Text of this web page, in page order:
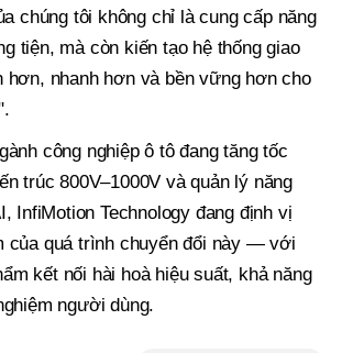
chúng tôi không chỉ là cung cấp năng
tiện, mà còn kiến tạo hệ thống giao
hơn, nhanh hơn và bền vững hơn cho
công nghiệp ô tô đang tăng tốc
trúc 800V–1000V và quản lý năng
InfiMotion Technology đang định vị
của quá trình chuyển đổi này — với
kết nối hài hoà hiệu suất, khả năng
người dùng.